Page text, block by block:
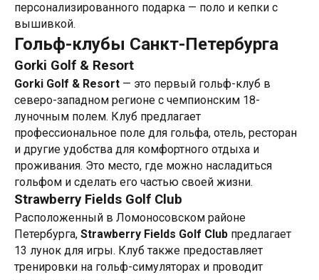
персонализированного подарка — поло и кепки с
вышивкой.
Гольф-клубы Санкт-Петербурга
Gorki Golf & Resort
Gorki Golf & Resort — это первый гольф-клуб в
северо-западном регионе с чемпионским 18-
луночным полем. Клуб предлагает
профессиональное поле для гольфа, отель, ресторан
и другие удобства для комфортного отдыха и
проживания. Это место, где можно насладиться
гольфом и сделать его частью своей жизни.
Strawberry Fields Golf Club
Расположенный в Ломоносовском районе
Петербурга, Strawberry Fields Golf Club предлагает
13 лунок для игры. Клуб также предоставляет
тренировки на гольф-симуляторах и проводит